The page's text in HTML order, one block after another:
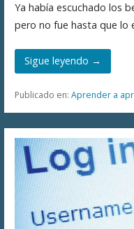
Ya había escuchado los
pero no fue hasta que lo
Sigue leyendo →
Publicado en: Aprender a